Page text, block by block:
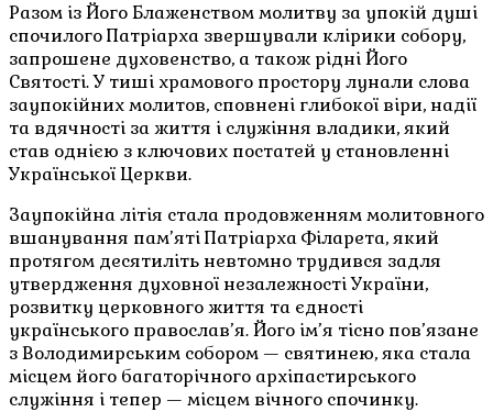
Разом із Його Блаженством молитву за упокій душі
спочилого Патріарха звершували клірики собору,
запрошене духовенство, а також рідні Його
Святості. У тиші храмового простору лунали слова
заупокійних молитов, сповнені глибокої віри, надії
та вдячності за життя і служіння владики, який
став однією з ключових постатей у становленні
Української Церкви.
Заупокійна літія стала продовженням молитовного
вшанування пам’яті Патріарха Філарета, який
протягом десятиліть невтомно трудився задля
утвердження духовної незалежності України,
розвитку церковного життя та єдності
українського православ’я. Його ім’я тісно пов’язане
з Володимирським собором — святинею, яка стала
місцем його багаторічного архіпастирського
служіння і тепер — місцем вічного спочинку.